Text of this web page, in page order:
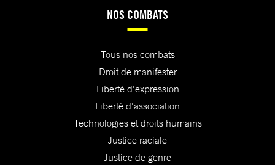
NOS COMBATS
Tous nos combats
Droit de manifester
Liberté d'expression
Liberté d'association
Technologies et droits humains
Justice raciale
Justice de genre